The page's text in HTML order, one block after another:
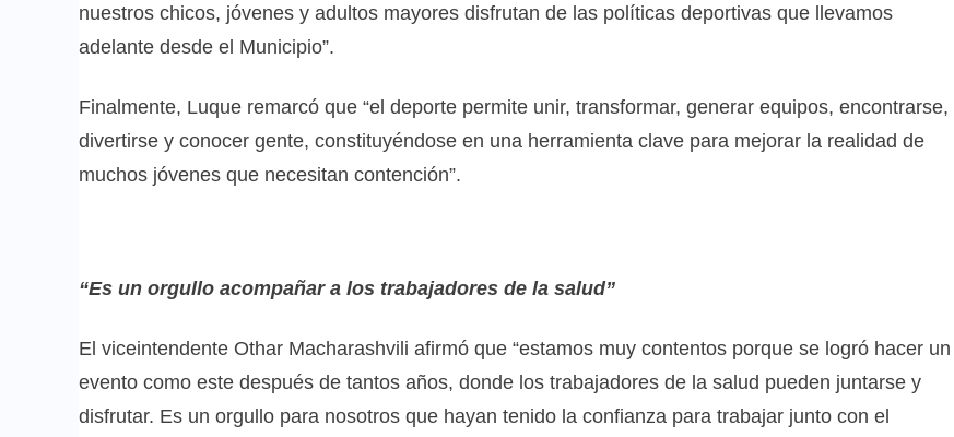
nuestros chicos, jóvenes y adultos mayores disfrutan de las políticas deportivas que llevamos
adelante desde el Municipio”.
Finalmente, Luque remarcó que “el deporte permite unir, transformar, generar equipos, encontrarse,
divertirse y conocer gente, constituyéndose en una herramienta clave para mejorar la realidad de
muchos jóvenes que necesitan contención”.
“Es un orgullo acompañar a los trabajadores de la salud”
El viceintendente Othar Macharashvili afirmó que “estamos muy contentos porque se logró hacer un
evento como este después de tantos años, donde los trabajadores de la salud pueden juntarse y
disfrutar. Es un orgullo para nosotros que hayan tenido la confianza para trabajar junto con el